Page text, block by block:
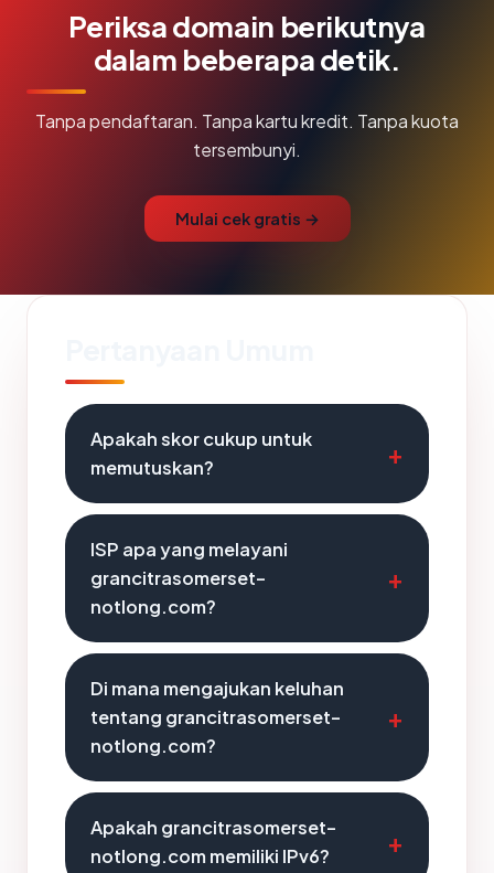
Periksa domain berikutnya
dalam beberapa detik.
Tanpa pendaftaran. Tanpa kartu kredit. Tanpa kuota
tersembunyi.
Mulai cek gratis →
Apakah skor cukup untuk
memutuskan?
ISP apa yang melayani
grancitrasomerset-
notlong.com?
Di mana mengajukan keluhan
tentang grancitrasomerset-
notlong.com?
Apakah grancitrasomerset-
notlong.com memiliki IPv6?